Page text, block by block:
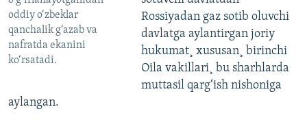
oddiy o‘zbeklar
qanchalik g‘azab va
nafratda ekanini
ko‘rsatadi.
Rossiyadan gaz sotib oluvchi
davlatga aylantirgan joriy
hukumat¸ xususan¸ birinchi
Oila vakillari¸ bu sharhlarda
muttasil qarg‘ish nishoniga
aylangan.